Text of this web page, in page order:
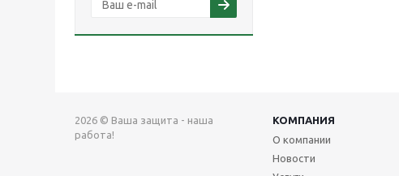
2026 © Ваша защита - наша
работа!
КОМПАНИЯ
О компании
Новости